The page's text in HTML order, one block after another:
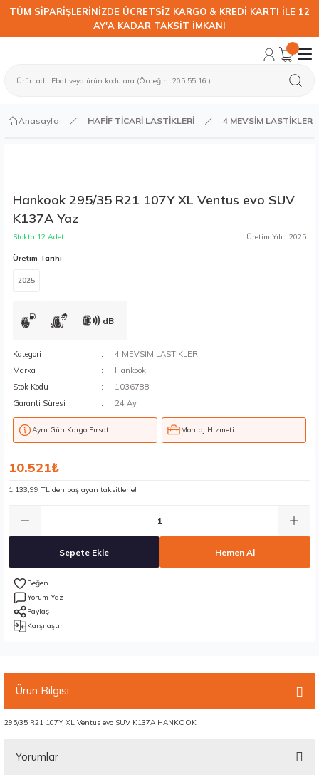
TÜM SİPARİŞLERİNİZDE ÜCRETSİZ KARGO & KREDİ KARTI İLE 12
AY'A KADAR TAKSİT İMKANI
Anasayfa HAFİF TİCARİ LASTİKLERİ 4 MEVSİM LASTİKLER
Hankook 295/35 R21 107Y XL Ventus evo SUV
K137A Yaz
Stokta 12 Adet Üretim Yılı : 2025
Üretim Tarihi
2025
dB
Kategori
4 MEVSİM LASTİKLER
Marka
Hankook
Stok Kodu
1036788
Garanti Süresi
24 Ay
Aynı Gün Kargo Fırsatı Montaj Hizmeti
10.521₺
1.133,99 TL den başlayan taksitlerle!
Sepete Ekle Hemen Al
Yorum Yaz
Paylaş
Karşılaştır
Ürün Bilgisi
295/35 R21 107Y XL Ventus evo SUV K137A HANKOOK
Yorumlar